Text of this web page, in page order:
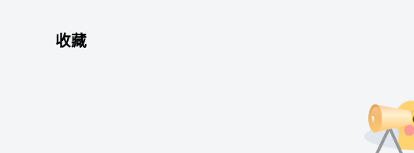
收藏